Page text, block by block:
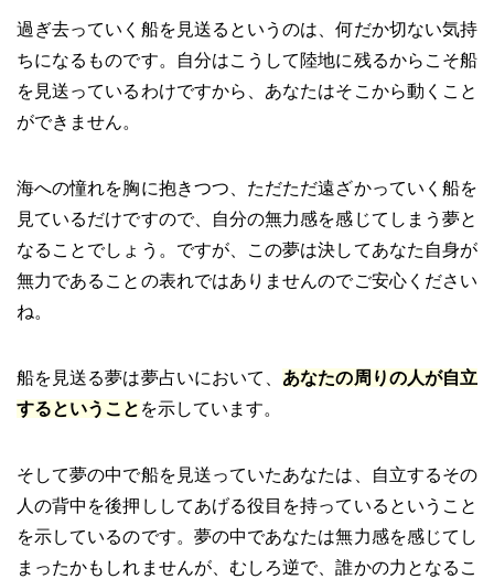
過ぎ去っていく船を見送るというのは、何だか切ない気持
ちになるものです。自分はこうして陸地に残るからこそ船
を見送っているわけですから、あなたはそこから動くこと
ができません。
海への憧れを胸に抱きつつ、ただただ遠ざかっていく船を
見ているだけですので、自分の無力感を感じてしまう夢と
なることでしょう。ですが、この夢は決してあなた自身が
無力であることの表れではありませんのでご安心ください
ね。
船を見送る夢は夢占いにおいて、 あなたの周りの人が自立
するということ を示しています。
そして夢の中で船を見送っていたあなたは、自立するその
人の背中を後押ししてあげる役目を持っているということ
を示しているのです。夢の中であなたは無力感を感じてし
まったかもしれませんが、むしろ逆で、誰かの力となるこ